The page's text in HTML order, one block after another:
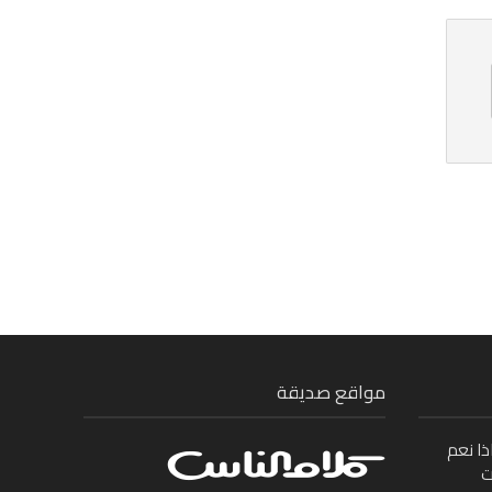
مواقع صديقة
نعم